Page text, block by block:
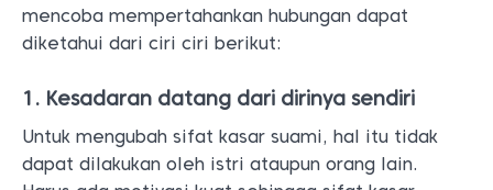
mencoba mempertahankan hubungan dapat
diketahui dari ciri ciri berikut:
1. Kesadaran datang dari dirinya sendiri
Untuk mengubah sifat kasar suami, hal itu tidak
dapat dilakukan oleh istri ataupun orang lain.